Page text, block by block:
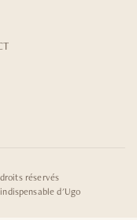
réservés
d'Ugo